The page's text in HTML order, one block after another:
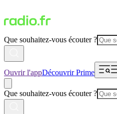
Que souhaitez-vous écouter ?
Ouvrir l'appDécouvrir Prime
Que souhaitez-vous écouter ?